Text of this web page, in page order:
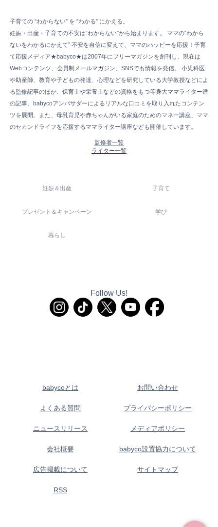
子育ての “わからない” を “わかる” にかえる。
妊娠・出産・子育ての不安は“わからない”から始まります。 ママの“わから
ないをわかるにかえて” 不安を自信に変えて、ママのハッピーを応援！子育
て応援メディア★babyco★は2007年にフリーマガジンを創刊し、現在は
Webコンテンツ、会員制メールマガジン、SNSでも情報を発信。 小児科医
や助産師、教育や子どもの発達、心理などを研究している大学教授などによ
る監修記事のほか、保育士や栄養士などの資格をもつ等身大ママライター達
の記事、babycoアンバサダーによるリアルな口コミを取り入れたコンテン
ツを展開。また、母乳育児や赤ちゃんがいる家庭のためのマネー講座、ママ
のセカンドライフを応援するママライター講座なども開催しています。
監修者一覧
ライター一覧
妊娠＆出産 子育て
プレゼント＆キャンペーン 学び
暮らし
Follow Us!
babycoとは お問い合わせ
よくある質問 プライバシーポリシー
ニュースリリース メディアポリシー
会社概要 babyco設置協力について
広告掲載について サイトマップ
RSS